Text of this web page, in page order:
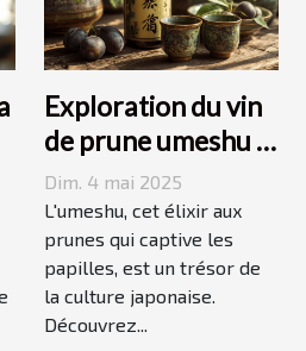
Exploration du vin
de prune umeshu :
origines, saveurs et
accords
Dim. 4 mai 2025
L'umeshu, cet élixir aux
prunes qui captive les
papilles, est un trésor de
la culture japonaise.
Découvrez...